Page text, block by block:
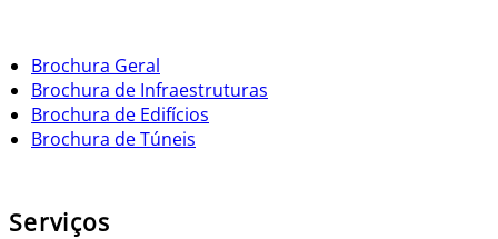
Brochura Geral
Brochura de Infraestruturas
Brochura de Edifícios
Brochura de Túneis
Serviços